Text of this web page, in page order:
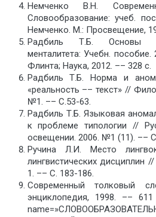
Немченко В.Н.
Словообразование: учеб.
Немченко. М.: Просвещение,
Радбиль Т.Б. Основы
менталитета: Учебн.
Флинта; Наука, 2012. –– 328 с.
Радбиль Т.Б. Норма и
«реальность –– текст» //
№1. –– С.53-63.
Радбиль Т.Б. Языковая
к проблеме типологии //
освещении. 2006. №1 (11). ––
Ручина Л.И. Место
лингвистических дисциплин
1. –– C. 183-186.
Современный толковый
энциклопедия, 1998. ––